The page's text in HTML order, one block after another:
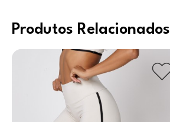
Produtos Relacionados